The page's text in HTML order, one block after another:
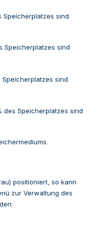
Speicherplatzes sind
Speicherplatzes sind
sind
des Speicherplatzes sind
positioniert, so kann
zur Verwaltung des